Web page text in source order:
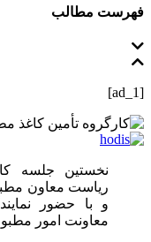
فهرست مطالب
[ad_1]
نخستین جلسه
ریاست معاون
و با حضور
معاونت امور